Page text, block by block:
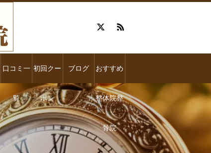
口コミ一
覧
初回クー
ポン
ブログ おすすめ
整体院整
骨院